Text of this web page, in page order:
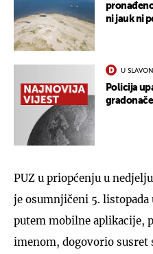
ni jauk ni
U
Policija
PUZ u priopćenju u
je osumnjičeni 5.
putem mobilne aplikacije,
imenom, dogovorio susret